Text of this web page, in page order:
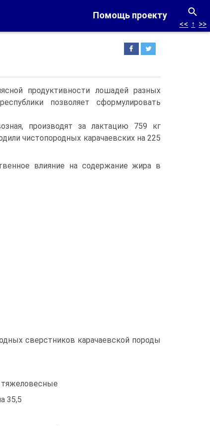
Помощь проекту
<< ↑ >>
продуктивности лошадей разных
позволяет сформулировать
производят за лактацию 759 кг
чистопородных карачаевских на 225
влияние на содержание жира в
сверстников карачаевской породы
35,5